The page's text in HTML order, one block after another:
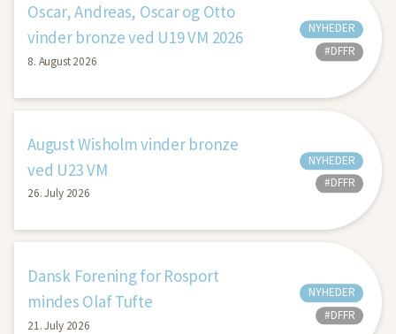
Oscar, Andreas, Oscar og Otto
vinder bronze ved U19 VM 2026
8. August 2026
NYHEDER
#DFFR
August Wisholm vinder bronze
ved U23 VM
26. July 2026
NYHEDER
#DFFR
Dansk Forening for Rosport
mindes Olaf Tufte
21. July 2026
NYHEDER
#DFFR